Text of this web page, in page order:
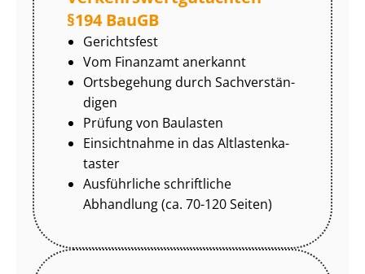
§194 BauGB
Gerichtsfest
Vom Finanzamt anerkannt
Ortsbegehung durch Sach­ver­stän­
di­gen
Prüfung von Baulasten
Einsichtnahme in das Alt­las­ten­ka­
tas­ter
Ausführliche schriftliche
Abhandlung (ca. 70-120 Seiten)